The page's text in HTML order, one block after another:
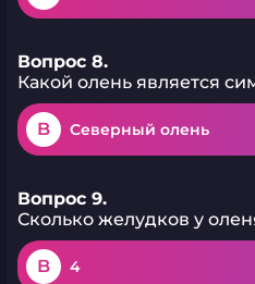
Вопрос 8.
Какой олень является
B Северный олень
Вопрос 9.
Сколько желудков у
B 4